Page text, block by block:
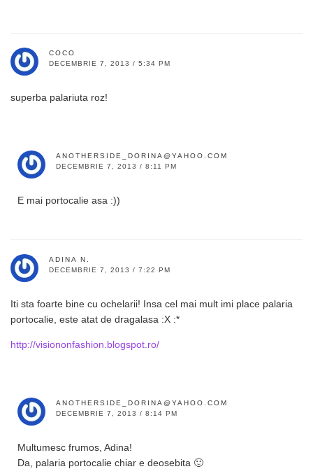
COCO
DECEMBRIE 7, 2013 / 5:34 PM
superba palariuta roz!
ANOTHERSIDE_DORINA@YAHOO.COM
DECEMBRIE 7, 2013 / 8:11 PM
E mai portocalie asa :))
ADINA N.
DECEMBRIE 7, 2013 / 7:22 PM
Iti sta foarte bine cu ochelarii! Insa cel mai mult imi place palaria
portocalie, este atat de dragalasa :X :*
http://visiononfashion.blogspot.ro/
ANOTHERSIDE_DORINA@YAHOO.COM
DECEMBRIE 7, 2013 / 8:14 PM
Multumesc frumos, Adina!
Da, palaria portocalie chiar e deosebita 🙂